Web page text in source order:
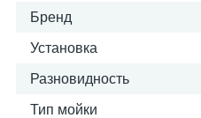
Бренд
Установка
Разновидность
Тип мойки